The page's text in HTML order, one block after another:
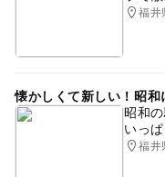
福井
懐かしくて新しい！昭和
昭和
いっ
福井